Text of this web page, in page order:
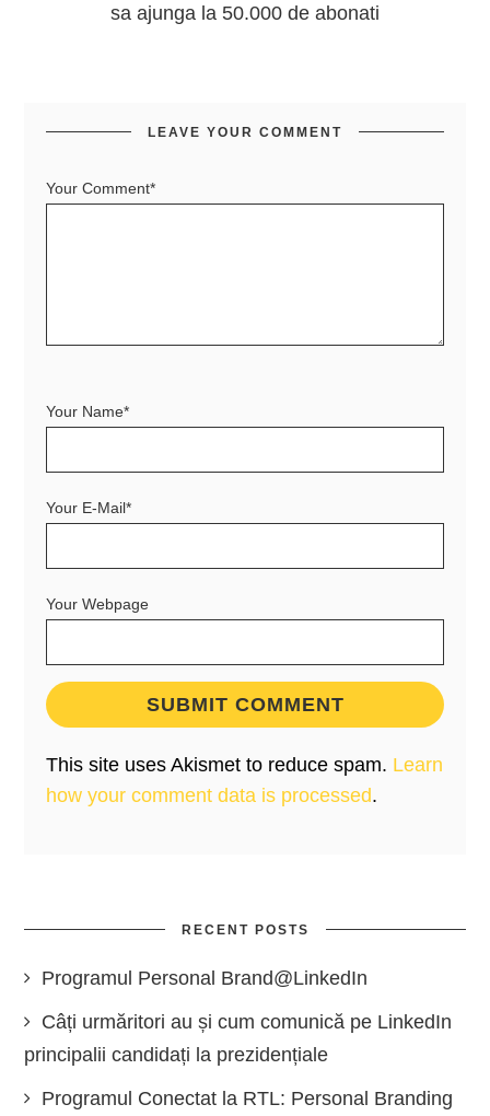
sa ajunga la 50.000 de abonati
LEAVE YOUR COMMENT
Your Comment*
Your Name*
Your E-Mail*
Your Webpage
This site uses Akismet to reduce spam. Learn
how your comment data is processed.
RECENT POSTS
Programul Personal Brand@LinkedIn
Câți urmăritori au și cum comunică pe LinkedIn
principalii candidați la prezidențiale
Programul Conectat la RTL: Personal Branding